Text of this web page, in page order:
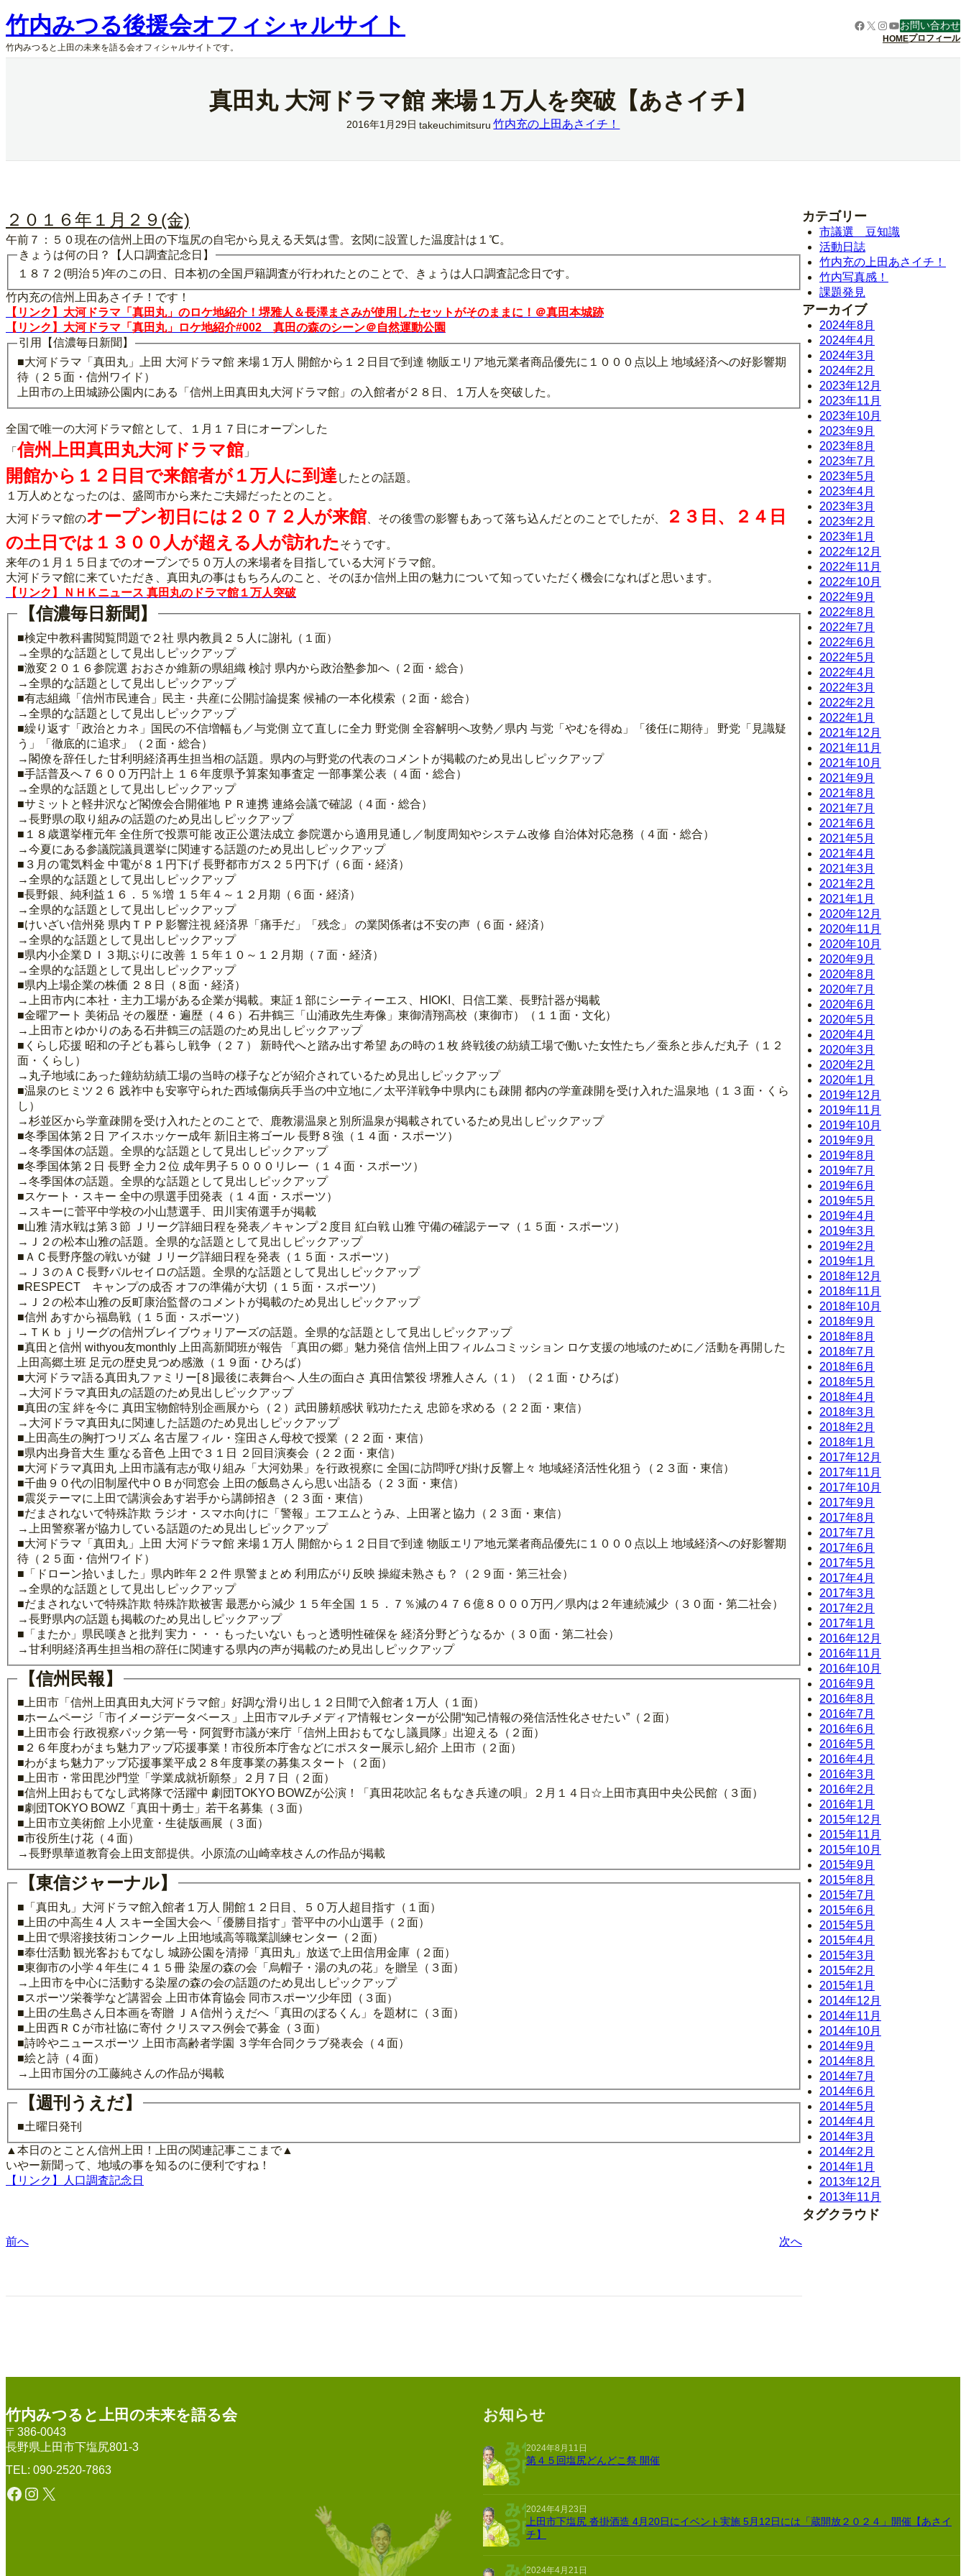
内
容
を
ス
竹内みつる後援会オフィシャルサイト
竹内みつると上田の未来を語る会オフィシャルサイトです。
Facebook
X Instagram
YouTube
お問い合わせ
HOMEプロフィール
真田丸 大河ドラマ館 来場１万人を突破【あさイチ】
2016年1月29日 takeuchimitsuru 竹内充の上田あさイチ！
２０１６年１月２９(金)
午前７：５０現在の信州上田の下塩尻の自宅から見える天気は雪。玄関に設置した温度計は１℃。
きょうは何の日？【人口調査記念日】
１８７２(明治５)年のこの日、日本初の全国戸籍調査が行われたとのことで、きょうは人口調査記念日です。
竹内充の信州上田あさイチ！です！
【リンク】大河ドラマ「真田丸」のロケ地紹介！堺雅人＆長澤まさみが使用したセットがそのままに！＠真田本城跡
【リンク】大河ドラマ「真田丸」ロケ地紹介#002 真田の森のシーン＠自然運動公園
引用【信濃毎日新聞】
■大河ドラマ「真田丸」上田 大河ドラマ館 来場１万人 開館から１２日目で到達 物販エリア地元業者商品優先に１０００点以上 地域経済への好影響期
待（２５面・信州ワイド）
上田市の上田城跡公園内にある「信州上田真田丸大河ドラマ館」の入館者が２８日、１万人を突破した。
全国で唯一の大河ドラマ館として、１月１７日にオープンした
「信州上田真田丸大河ドラマ館 」
開館から１２日目で来館者が１万人に到達 したとの話題。
１万人めとなったのは、盛岡市から来たご夫婦だったとのこと。
大河ドラマ館のオープン初日には２０７２人が来館 、その後雪の影響もあって落ち込んだとのことでしたが、
２３日、２４日
の土日では１３００人が超える人が訪れた そうです。
来年の１月１５日までのオープンで５０万人の来場者を目指している大河ドラマ館。
大河ドラマ館に来ていただき、真田丸の事はもちろんのこと、そのほか信州上田の魅力について知っていただく機会になればと思います。
【リンク】ＮＨＫニュース 真田丸のドラマ館１万人突破
【信濃毎日新聞】
■検定中教科書閲覧問題で２社 県内教員２５人に謝礼（１面）
→全県的な話題として見出しピックアップ
■激変２０１６参院選 おおさか維新の県組織 検討 県内から政治塾参加へ（２面・総合）
→全県的な話題として見出しピックアップ
■有志組織「信州市民連合」民主・共産に公開討論提案 候補の一本化模索（２面・総合）
→全県的な話題として見出しピックアップ
■繰り返す「政治とカネ」国民の不信増幅も／与党側 立て直しに全力 野党側 全容解明へ攻勢／県内 与党「やむを得ぬ」「後任に期待」 野党「見識疑
う」「徹底的に追求」（２面・総合）
→閣僚を辞任した甘利明経済再生担当相の話題。県内の与野党の代表のコメントが掲載のため見出しピックアップ
■手話普及へ７６００万円計上 １６年度県予算案知事査定 一部事業公表（４面・総合）
→全県的な話題として見出しピックアップ
■サミットと軽井沢など閣僚会合開催地 ＰＲ連携 連絡会議で確認（４面・総合）
→長野県の取り組みの話題のため見出しピックアップ
■１８歳選挙権元年 全住所で投票可能 改正公選法成立 参院選から適用見通し／制度周知やシステム改修 自治体対応急務（４面・総合）
→今夏にある参議院議員選挙に関連する話題のため見出しピックアップ
■３月の電気料金 中電が８１円下げ 長野都市ガス２５円下げ（６面・経済）
→全県的な話題として見出しピックアップ
■長野銀、純利益１６．５％増 １５年４～１２月期（６面・経済）
→全県的な話題として見出しピックアップ
■けいざい信州発 県内ＴＰＰ影響注視 経済界「痛手だ」「残念」 の業関係者は不安の声（６面・経済）
→全県的な話題として見出しピックアップ
■県内小企業ＤＩ３期ぶりに改善 １５年１０～１２月期（７面・経済）
→全県的な話題として見出しピックアップ
■県内上場企業の株価 ２８日（８面・経済）
→上田市内に本社・主力工場がある企業が掲載。東証１部にシーティーエス、HIOKI、日信工業、長野計器が掲載
■金曜アート 美術品 その履歴・遍歴（４６）石井鶴三「山浦政先生寿像」東御清翔高校（東御市）（１１面・文化）
→上田市とゆかりのある石井鶴三の話題のため見出しピックアップ
■くらし応援 昭和の子ども暮らし戦争（２７） 新時代へと踏み出す希望 あの時の１枚 終戦後の紡績工場で働いた女性たち／蚕糸と歩んだ丸子（１２
面・くらし）
→丸子地域にあった鐘紡紡績工場の当時の様子などが紹介されているため見出しピックアップ
■温泉のヒミツ２６ 践祚中も安寧守られた西域傷病兵手当の中立地に／太平洋戦争中県内にも疎開 都内の学童疎開を受け入れた温泉地（１３面・くら
し）
→杉並区から学童疎開を受け入れたとのことで、鹿教湯温泉と別所温泉が掲載されているため見出しピックアップ
■冬季国体第２日 アイスホッケー成年 新旧主将ゴール 長野８強（１４面・スポーツ）
→冬季国体の話題。全県的な話題として見出しピックアップ
■冬季国体第２日 長野 全力２位 成年男子５０００リレー（１４面・スポーツ）
→冬季国体の話題。全県的な話題として見出しピックアップ
■スケート・スキー 全中の県選手団発表（１４面・スポーツ）
→スキーに菅平中学校の小山慧選手、田川実侑選手が掲載
■山雅 清水戦は第３節 Ｊリーグ詳細日程を発表／キャンプ２度目 紅白戦 山雅 守備の確認テーマ（１５面・スポーツ）
→Ｊ２の松本山雅の話題。全県的な話題として見出しピックアップ
■ＡＣ長野序盤の戦いが鍵 Ｊリーグ詳細日程を発表（１５面・スポーツ）
→Ｊ３のＡＣ長野パルセイロの話題。全県的な話題として見出しピックアップ
■RESPECT キャンプの成否 オフの準備が大切（１５面・スポーツ）
→Ｊ２の松本山雅の反町康治監督のコメントが掲載のため見出しピックアップ
■信州 あすから福島戦（１５面・スポーツ）
→ＴＫｂｊリーグの信州ブレイブウォリアーズの話題。全県的な話題として見出しピックアップ
■真田と信州 withyou友monthly 上田高新聞班が報告 「真田の郷」魅力発信 信州上田フィルムコミッション ロケ支援の地域のために／活動を再開した
上田高郷土班 足元の歴史見つめ感激（１９面・ひろば）
■大河ドラマ語る真田丸ファミリー[８]最後に表舞台へ 人生の面白さ 真田信繁役 堺雅人さん（１）（２１面・ひろば）
→大河ドラマ真田丸の話題のため見出しピックアップ
■真田の宝 絆を今に 真田宝物館特別企画展から（２）武田勝頼感状 戦功たたえ 忠節を求める（２２面・東信）
→大河ドラマ真田丸に関連した話題のため見出しピックアップ
■上田高生の胸打つリズム 名古屋フィル・窪田さん母校で授業（２２面・東信）
■県内出身音大生 重なる音色 上田で３１日 ２回目演奏会（２２面・東信）
■大河ドラマ真田丸 上田市議有志が取り組み「大河効果」を行政視察に 全国に訪問呼び掛け反響上々 地域経済活性化狙う（２３面・東信）
■千曲９０代の旧制屋代中ＯＢが同窓会 上田の飯島さんら思い出語る（２３面・東信）
■震災テーマに上田で講演会あす岩手から講師招き（２３面・東信）
■だまされないで特殊詐欺 ラジオ・スマホ向けに「警報」エフエムとうみ、上田署と協力（２３面・東信）
→上田警察署が協力している話題のため見出しピックアップ
■大河ドラマ「真田丸」上田 大河ドラマ館 来場１万人 開館から１２日目で到達 物販エリア地元業者商品優先に１０００点以上 地域経済への好影響期
待（２５面・信州ワイド）
■「ドローン拾いました」県内昨年２２件 県警まとめ 利用広がり反映 操縦未熟さも？（２９面・第三社会）
→全県的な話題として見出しピックアップ
■だまされないで特殊詐欺 特殊詐欺被害 最悪から減少 １５年全国 １５．７％減の４７６億８０００万円／県内は２年連続減少（３０面・第二社会）
→長野県内の話題も掲載のため見出しピックアップ
■「またか」県民嘆きと批判 実力・・・もったいない もっと透明性確保を 経済分野どうなるか（３０面・第二社会）
→甘利明経済再生担当相の辞任に関連する県内の声が掲載のため見出しピックアップ
【信州民報】
■上田市「信州上田真田丸大河ドラマ館」好調な滑り出し１２日間で入館者１万人（１面）
■ホームページ「市イメージデータベース」上田市マルチメディア情報センターが公開“知己情報の発信活性化させたい”（２面）
■上田市会 行政視察パック第一号・阿賀野市議が来庁「信州上田おもてなし議員隊」出迎える（２面）
■２６年度わがまち魅力アップ応援事業！市役所本庁舎などにポスター展示し紹介 上田市（２面）
■わがまち魅力アップ応援事業平成２８年度事業の募集スタート（２面）
■上田市・常田毘沙門堂「学業成就祈願祭」２月７日（２面）
■信州上田おもてなし武将隊で活躍中 劇団TOKYO BOWZが公演！「真田花吹記 名もなき兵達の唄」２月１４日☆上田市真田中央公民館（３面）
■劇団TOKYO BOWZ「真田十勇士」若干名募集（３面）
■上田市立美術館 上小児童・生徒版画展（３面）
■市役所生け花（４面）
→長野県華道教育会上田支部提供。小原流の山崎幸枝さんの作品が掲載
【東信ジャーナル】
■「真田丸」大河ドラマ館入館者１万人 開館１２日目、５０万人超目指す（１面）
■上田の中高生４人 スキー全国大会へ「優勝目指す」菅平中の小山選手（２面）
■上田で県溶接技術コンクール 上田地域高等職業訓練センター（２面）
■奉仕活動 観光客おもてなし 城跡公園を清掃「真田丸」放送で上田信用金庫（２面）
■東御市の小学４年生に４１５冊 染屋の森の会「烏帽子・湯の丸の花」を贈呈（３面）
→上田市を中心に活動する染屋の森の会の話題のため見出しピックアップ
■スポーツ栄養学など講習会 上田市体育協会 同市スポーツ少年団（３面）
■上田の生島さん日本画を寄贈 ＪＡ信州うえだへ「真田のぼるくん」を題材に（３面）
■上田西ＲＣが市社協に寄付 クリスマス例会で募金（３面）
■詩吟やニュースポーツ 上田市高齢者学園 ３学年合同クラブ発表会（４面）
■絵と詩（４面）
→上田市国分の工藤純さんの作品が掲載
【週刊うえだ】
■土曜日発刊
▲本日のとことん信州上田！上田の関連記事ここまで▲
いやー新聞って、地域の事を知るのに便利ですね！
【リンク】人口調査記念日
前へ 次へ
カテゴリー
市議選 豆知識
活動日誌
竹内充の上田あさイチ！
竹内写真感！
課題発見
アーカイブ
2024年8月
2024年4月
2024年3月
2024年2月
2023年12月
2023年11月
2023年10月
2023年9月
2023年8月
2023年7月
2023年5月
2023年4月
2023年3月
2023年2月
2023年1月
2022年12月
2022年11月
2022年10月
2022年9月
2022年8月
2022年7月
2022年6月
2022年5月
2022年4月
2022年3月
2022年2月
2022年1月
2021年12月
2021年11月
2021年10月
2021年9月
2021年8月
2021年7月
2021年6月
2021年5月
2021年4月
2021年3月
2021年2月
2021年1月
2020年12月
2020年11月
2020年10月
2020年9月
2020年8月
2020年7月
2020年6月
2020年5月
2020年4月
2020年3月
2020年2月
2020年1月
2019年12月
2019年11月
2019年10月
2019年9月
2019年8月
2019年7月
2019年6月
2019年5月
2019年4月
2019年3月
2019年2月
2019年1月
2018年12月
2018年11月
2018年10月
2018年9月
2018年8月
2018年7月
2018年6月
2018年5月
2018年4月
2018年3月
2018年2月
2018年1月
2017年12月
2017年11月
2017年10月
2017年9月
2017年8月
2017年7月
2017年6月
2017年5月
2017年4月
2017年3月
2017年2月
2017年1月
2016年12月
2016年11月
2016年10月
2016年9月
2016年8月
2016年7月
2016年6月
2016年5月
2016年4月
2016年3月
2016年2月
2016年1月
2015年12月
2015年11月
2015年10月
2015年9月
2015年8月
2015年7月
2015年6月
2015年5月
2015年4月
2015年3月
2015年2月
2015年1月
2014年12月
2014年11月
2014年10月
2014年9月
2014年8月
2014年7月
2014年6月
2014年5月
2014年4月
2014年3月
2014年2月
2014年1月
2013年12月
2013年11月
タグクラウド
竹内みつると上田の未来を語る会
〒386-0043
長野県上田市下塩尻801-3
TEL: 090-2520-7863
Facebook Instagram X
お知らせ
2024年8月11日
第４５回塩尻どんどこ祭 開催
2024年4月23日
上田市下塩尻 沓掛酒造 4月20日にイベント実施 5月12日には「蔵開放２０２４」開催【あさイ
チ】
2024年4月21日